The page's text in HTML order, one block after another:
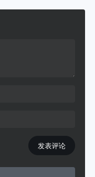
发表评论